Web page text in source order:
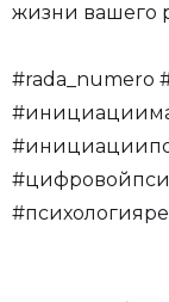
жизни вашего
#rada_numero